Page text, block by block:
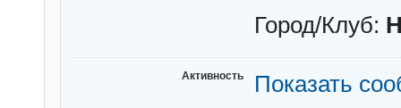
Город/Клуб:
Активность
Показать